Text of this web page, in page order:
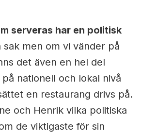
serveras har en politisk
sak men om vi vänder på
det även en hel del
nationell och lokal nivå
en restaurang drivs på.
och Henrik vilka politiska
de viktigaste för sin